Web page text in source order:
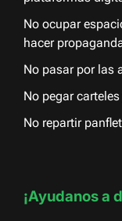
No ocupar
hacer
No pasar por las
No pegar
No repartir
¡Ayudanos a